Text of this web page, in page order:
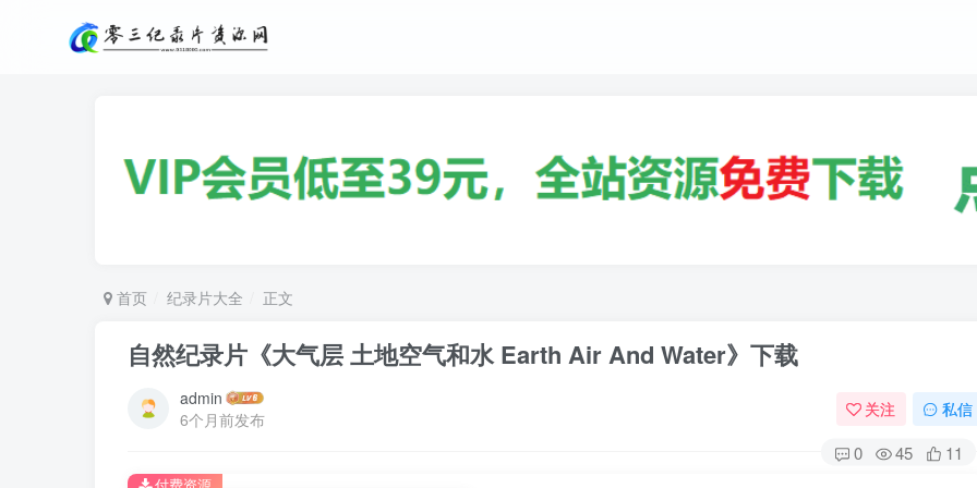
首页 纪录片大全 正文
自然纪录片《大气层 土地空气和水 Earth Air And Water》下载
admin
6个月前发布
关注 私信
0 45 11